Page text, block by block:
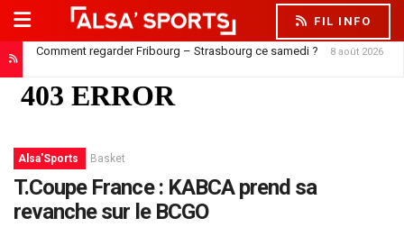
FIL INFO
Comment regarder Fribourg – Strasbourg ce samedi ? 8 août 2026
Jørgensen est à Strasbourg, mais ne peut pas encore jouer 8 août 2026
Alsa'Sports Basket
T.Coupe France : KABCA prend sa
revanche sur le BCGO